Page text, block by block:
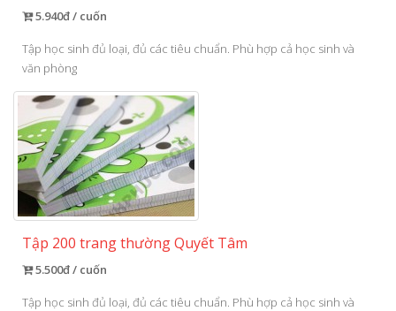
5.940đ / cuốn
Tập học sinh đủ loại, đủ các tiêu chuẩn. Phù hợp cả học sinh và
văn phòng
Tập 200 trang thường Quyết Tâm
5.500đ / cuốn
Tập học sinh đủ loại, đủ các tiêu chuẩn. Phù hợp cả học sinh và